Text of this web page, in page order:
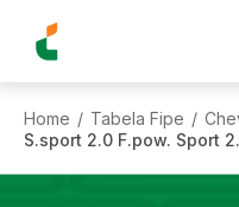
Home / Tabela Fipe /
S.sport 2.0 F.pow. Sport